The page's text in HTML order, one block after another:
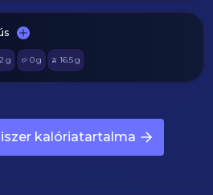
g 🥔 0g 🫒 16.5g
kalóriatartalma